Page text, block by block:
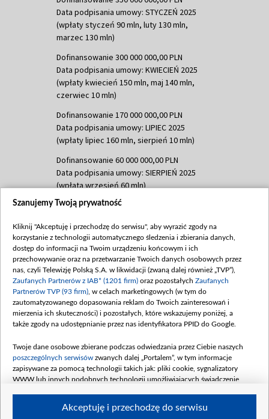
Data podpisania umowy: STYCZEŃ 2025
(wpłaty styczeń 90 mln, luty 130 mln,
marzec 130 mln)
Dofinansowanie 300 000 000,00 PLN
Data podpisania umowy: KWIECIEŃ 2025
(wpłaty kwiecień 150 mln, maj 140 mln,
czerwiec 10 mln)
Dofinansowanie 170 000 000,00 PLN
Data podpisania umowy: LIPIEC 2025
(wpłaty lipiec 160 mln, sierpień 10 mln)
Dofinansowanie 60 000 000,00 PLN
Data podpisania umowy: SIERPIEŃ 2025
(wpłata wrzesień 60 mln)
Dofinansowanie 635 783 051,21 PLN
(wpłata wrzesień 100 mln, październik 350
mln, listopad 265 mln)
Dofinansowanie 48 862 000,00 PLN
Data podpisania umowy: GRUDZIEŃ 2025
(wpłata grudzień 60,548 mln)
Dofinansowanie 900 000 000,00 PLN
Data podpisania umowy: LUTY 2026 (wpłata
kwiecień 180 mln, 7 maja 180 mln, 8
czerwca 90 mln)
Dofinansowanie 250 000 000,00 PLN
4 sierpnia 250 mln
Szanujemy Twoją prywatność
Kliknij "Akceptuję i przechodzę do serwisu", aby wyrazić zgody na
korzystanie z technologii automatycznego śledzenia i zbierania danych,
dostęp do informacji na Twoim urządzeniu końcowym i ich
przechowywanie oraz na przetwarzanie Twoich danych osobowych przez
nas, czyli Telewizję Polską S.A. w likwidacji (zwaną dalej również „TVP”),
Zaufanych Partnerów z IAB* (1201 firm) oraz pozostałych Zaufanych
Partnerów TVP (93 firm) , w celach marketingowych (w tym do
zautomatyzowanego dopasowania reklam do Twoich zainteresowań i
mierzenia ich skuteczności) i pozostałych, które wskazujemy poniżej, a
także zgody na udostępnianie przez nas identyfikatora PPID do Google.
Twoje dane osobowe zbierane podczas odwiedzania przez Ciebie naszych
poszczególnych serwisów zwanych dalej „Portalem”, w tym informacje
zapisywane za pomocą technologii takich jak: pliki cookie, sygnalizatory
WWW lub innych podobnych technologii umożliwiających świadczenie
Akceptuję i przechodzę do serwisu